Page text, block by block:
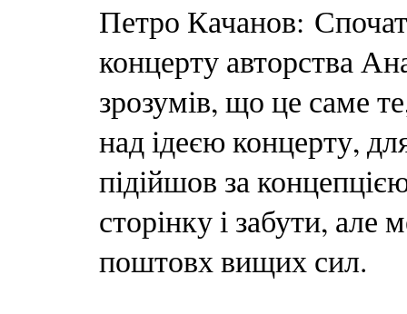
Петро Качанов:
концерту авторства
зрозумів, що це саме
над ідеєю концерту,
підійшов за
сторінку і забути, але
поштовх вищих сил.